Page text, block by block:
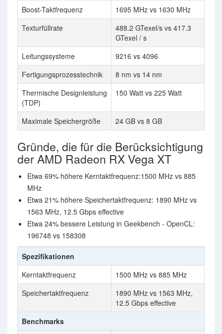
Boost-Taktfrequenz
1695 MHz vs 1630 MHz
Texturfüllrate
488.2 GTexel/s vs 417.3
GTexel / s
Leitungssysteme
9216 vs 4096
Fertigungsprozesstechnik
8 nm vs 14 nm
Thermische Designleistung
(TDP)
150 Watt vs 225 Watt
Maximale Speichergröße 24 GB vs 8 GB
Gründe, die für die Berücksichtigung
der AMD Radeon RX Vega XT
Etwa 69% höhere Kerntaktfrequenz:1500 MHz vs 885
MHz
Etwa 21% höhere Speichertaktfrequenz: 1890 MHz vs
1563 MHz, 12.5 Gbps effective
Etwa 24% bessere Leistung in Geekbench - OpenCL:
196748 vs 158308
Spezifikationen
Kerntaktfrequenz
1500 MHz vs 885 MHz
Speichertaktfrequenz
1890 MHz vs 1563 MHz,
12.5 Gbps effective
Benchmarks